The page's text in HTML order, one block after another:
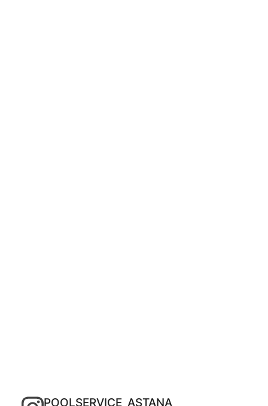
POOLSERVICE_ASTANA